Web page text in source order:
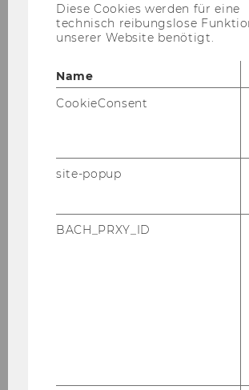
Bestellung eines
Lehrgangsleiters
Satzung der
Projektleiterinnen
Projektleiter
28
Diese Cookies werden für eine
technisch reibungslose
unserer Website benötigt.
Name
CookieConsent
site-popup
BACH_PRXY_ID